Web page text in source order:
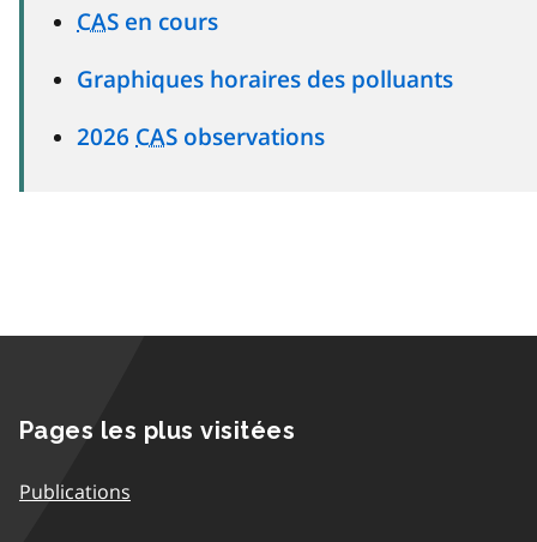
CAS en cours
Graphiques horaires des polluants
2026 CAS observations
Pages les plus visitées
Publications